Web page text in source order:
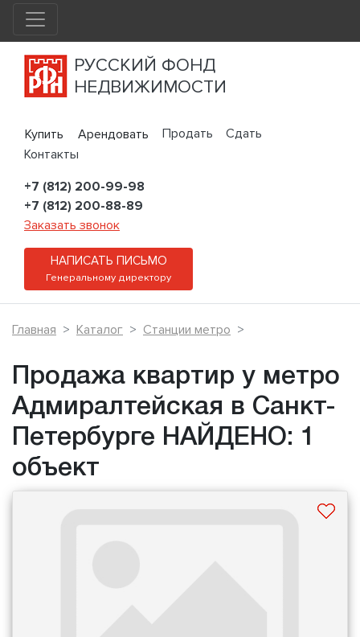
РУССКИЙ ФОНД
НЕДВИЖИМОСТИ
Купить Арендовать Продать
Сдать
Контакты
+7 (812) 200-99-98
+7 (812) 200-88-89
Заказать звонок
НАПИСАТЬ ПИСЬМО
Генеральному директору
Главная Каталог Станции метро
Продажа квартир у метро
Адмиралтейская в Санкт-
Петербурге НАЙДЕНО: 1
объект